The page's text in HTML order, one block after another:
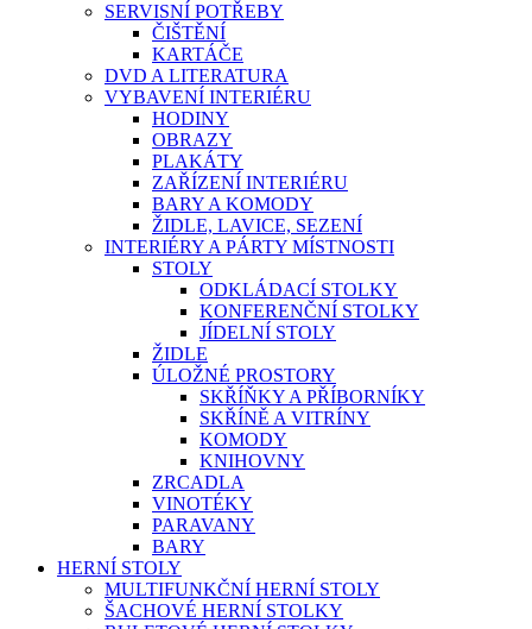
SERVISNÍ POTŘEBY
ČIŠTĚNÍ
KARTÁČE
DVD A LITERATURA
VYBAVENÍ INTERIÉRU
HODINY
OBRAZY
PLAKÁTY
ZAŘÍZENÍ INTERIÉRU
BARY A KOMODY
ŽIDLE, LAVICE, SEZENÍ
INTERIÉRY A PÁRTY MÍSTNOSTI
STOLY
ODKLÁDACÍ STOLKY
KONFERENČNÍ STOLKY
JÍDELNÍ STOLY
ŽIDLE
ÚLOŽNÉ PROSTORY
SKŘÍŇKY A PŘÍBORNÍKY
SKŘÍNĚ A VITRÍNY
KOMODY
KNIHOVNY
ZRCADLA
VINOTÉKY
PARAVANY
BARY
HERNÍ STOLY
MULTIFUNKČNÍ HERNÍ STOLY
ŠACHOVÉ HERNÍ STOLKY